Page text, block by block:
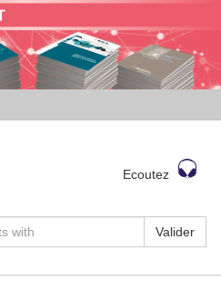
Ecoutez
Valider